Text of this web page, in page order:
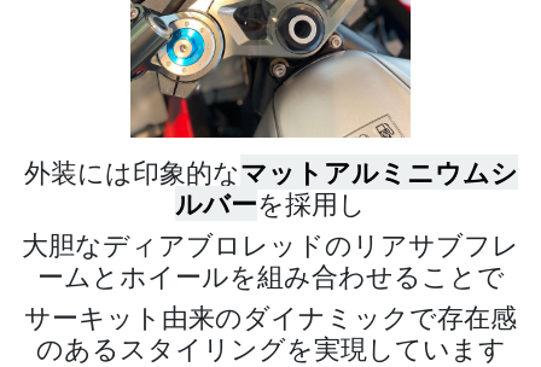
外装には印象的なマットアルミニウムシ
ルバーを採用し
大胆なディアブロレッドのリアサブフレ
ームとホイールを組み合わせることで
サーキット由来のダイナミックで存在感
のあるスタイリングを実現しています